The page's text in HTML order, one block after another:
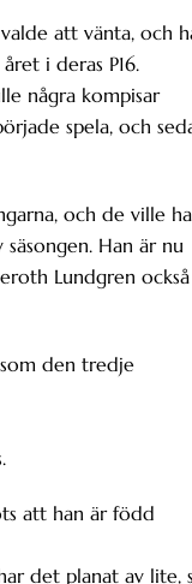
att vänta, och
i deras P16.
några kompisar
spela, och
och de ville ha
Han är nu
Lundgren
den tredje
att han är född
det planat av lite,